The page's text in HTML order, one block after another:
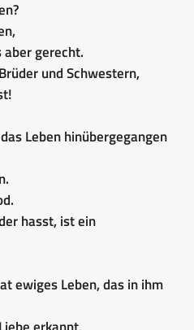
aber gerecht.
und Schwestern,
Leben hinübergegangen
hasst, ist ein
ewiges Leben, das in ihm